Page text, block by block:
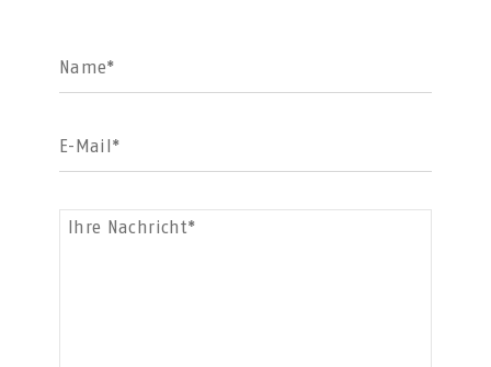
Name*
E-Mail*
Ihre Nachricht*